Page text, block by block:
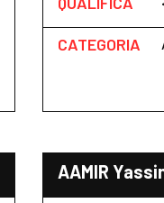
CATEGORIA
AAMIR